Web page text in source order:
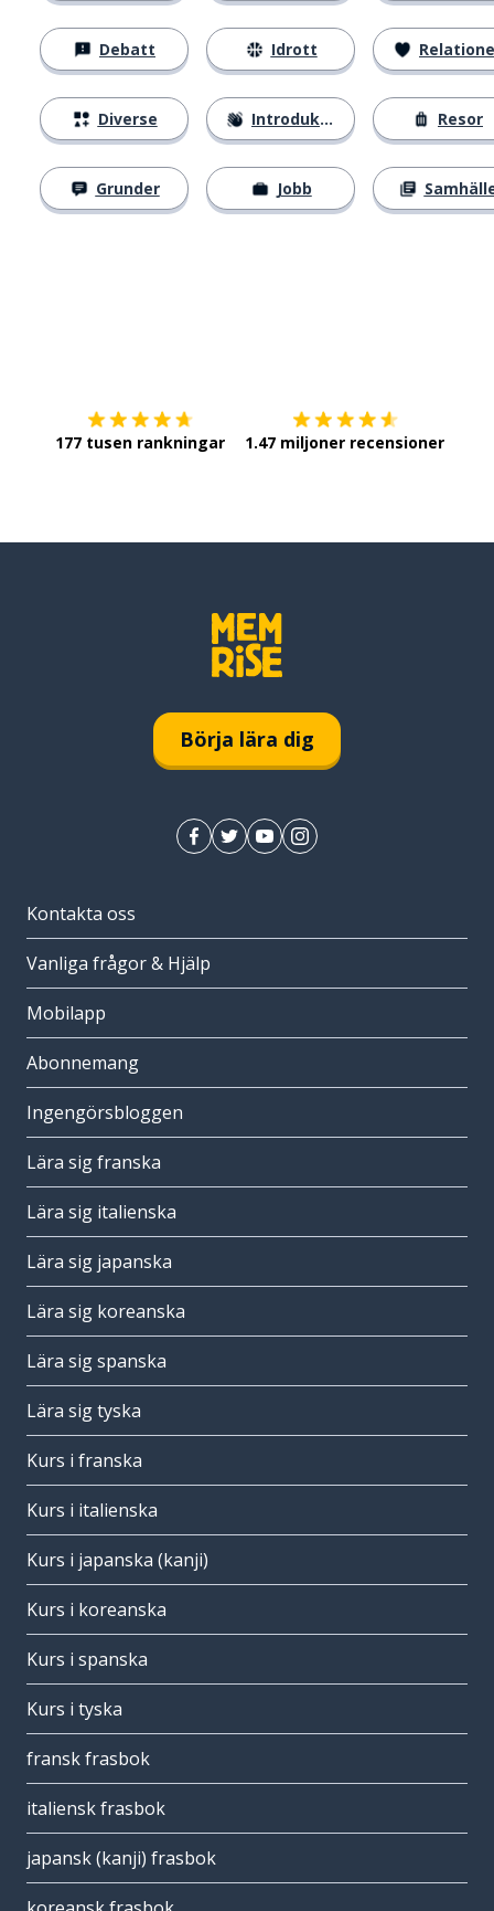
Debatt
Diverse
Grunder
Idrott
Introduktion
Jobb
Resor
177 tusen rankningar 1.47 miljoner recensioner
Börja lära dig
Kontakta oss
Vanliga frågor & Hjälp
Mobilapp
Abonnemang
Ingengörsbloggen
Lära sig franska
Lära sig italienska
Lära sig japanska
Lära sig koreanska
Lära sig spanska
Lära sig tyska
Kurs i franska
Kurs i italienska
Kurs i japanska (kanji)
Kurs i koreanska
Kurs i spanska
Kurs i tyska
fransk frasbok
italiensk frasbok
japansk (kanji) frasbok